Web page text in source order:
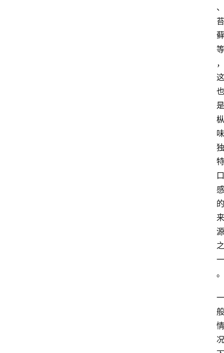
、
苔
藓
等
，
这
也
是
枞
味
独
特
口
感
的
来
源
之
一
。
一
般
情
况